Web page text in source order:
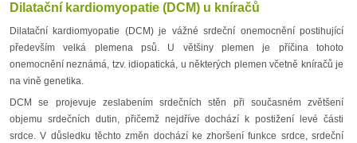
Dilatační kardiomyopatie (DCM) u kníračů
Dilatační kardiomyopatie (DCM) je vážné srdeční onemocnění postihující
především velká plemena psů. U většiny plemen je příčina tohoto
onemocnění neznámá, tzv. idiopatická, u některých plemen včetně kníračů je
na vině genetika.
DCM se projevuje zeslabením srdečních stěn při současném zvětšení
objemu srdečních dutin, přičemž nejdříve dochází k postižení levé části
srdce. V důsledku těchto změn dochází ke zhoršení funkce srdce, srdeční